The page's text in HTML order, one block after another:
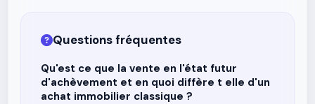
Questions fréquentes
Qu'est ce que la vente en l'état futur
d'achèvement et en quoi diffère t elle d'un
achat immobilier classique ?